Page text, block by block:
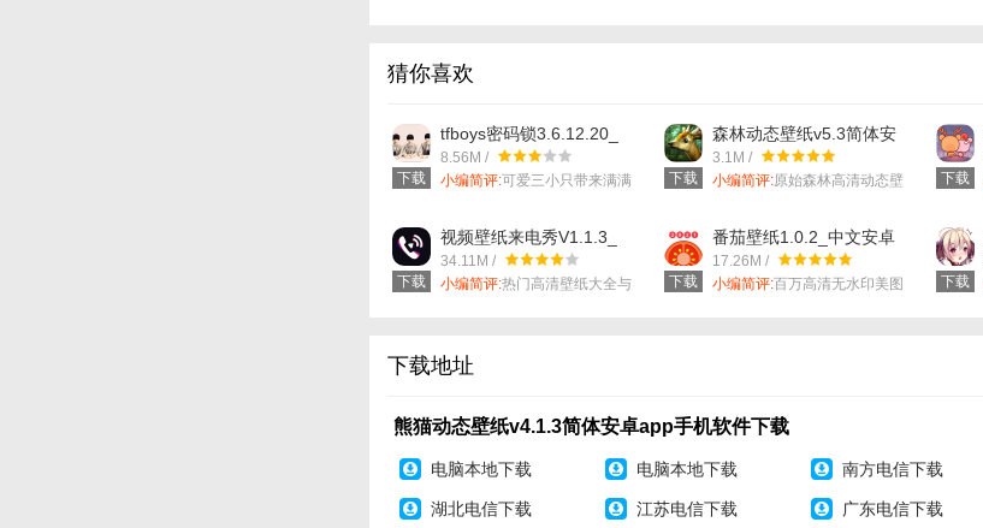
猜你喜欢
下载
tfboys密码锁3.6.12.20_
中文安卓app手机软件下
载
8.56M /
小编简评:可爱三小只带来满满
下载
森林动态壁纸v5.3简体安
卓app手机软件下载
3.1M /
小编简评:原始森林高清动态壁
下载
下载
视频壁纸来电秀V1.1.3_
中文安卓app手机软件下
载
34.11M /
小编简评:热门高清壁纸大全与
下载
番茄壁纸1.0.2_中文安卓
app手机软件下载
17.26M /
小编简评:百万高清无水印美图
下载
下载地址
熊猫动态壁纸v4.1.3简体安卓app手机软件下载
电脑本地下载 电脑本地下载 南方电信下载
湖北电信下载 江苏电信下载 广东电信下载